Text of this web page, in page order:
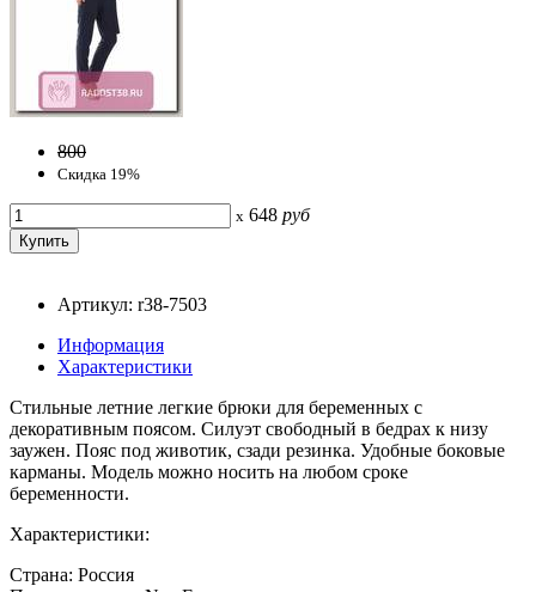
800
Скидка 19%
x 648 руб
Артикул: r38-7503
Информация
Характеристики
Стильные летние легкие брюки для беременных с
декоративным поясом. Силуэт свободный в бедрах к низу
заужен. Пояс под животик, сзади резинка. Удобные боковые
карманы. Модель можно носить на любом сроке
беременности.
Характеристики:
Страна: Россия